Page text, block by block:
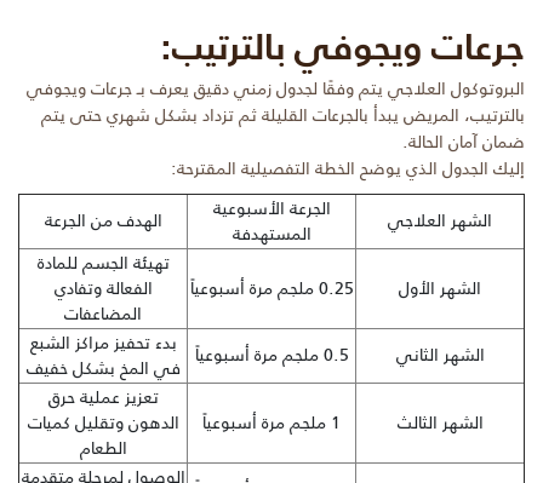
جرعات ويجوفي بالترتيب:
البروتوكول العلاجي يتم وفقًا لجدول زمني دقيق يعرف بـ جرعات ويجوفي
بالترتيب، المريض يبدأ بالجرعات القليلة ثم تزداد بشكل شهري حتى يتم
ضمان آمان الحالة.
إليك الجدول الذي يوضح الخطة التفصيلية المقترحة:
الشهر العلاجي
الجرعة الأسبوعية
المستهدفة
الهدف من الجرعة
الشهر الأول 0.25 ملجم مرة أسبوعياً
تهيئة الجسم للمادة
الفعالة وتفادي
المضاعفات
الشهر الثاني
0.5 ملجم مرة أسبوعياً
بدء تحفيز مراكز الشبع
في المخ بشكل خفيف
الشهر الثالث 1 ملجم مرة أسبوعياً
تعزيز عملية حرق
الدهون وتقليل كميات
الطعام
الوصول لمرحلة متقدمة